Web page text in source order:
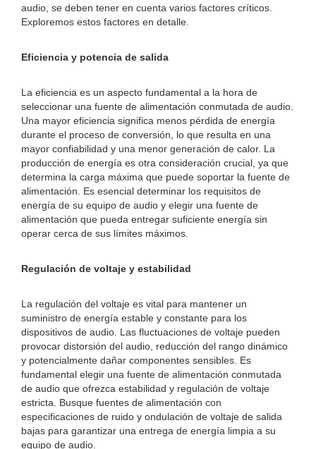
audio, se deben tener en cuenta varios factores críticos.
Exploremos estos factores en detalle.
Eficiencia y potencia de salida
La eficiencia es un aspecto fundamental a la hora de
seleccionar una fuente de alimentación conmutada de audio.
Una mayor eficiencia significa menos pérdida de energía
durante el proceso de conversión, lo que resulta en una
mayor confiabilidad y una menor generación de calor. La
producción de energía es otra consideración crucial, ya que
determina la carga máxima que puede soportar la fuente de
alimentación. Es esencial determinar los requisitos de
energía de su equipo de audio y elegir una fuente de
alimentación que pueda entregar suficiente energía sin
operar cerca de sus límites máximos.
Regulación de voltaje y estabilidad
La regulación del voltaje es vital para mantener un
suministro de energía estable y constante para los
dispositivos de audio. Las fluctuaciones de voltaje pueden
provocar distorsión del audio, reducción del rango dinámico
y potencialmente dañar componentes sensibles. Es
fundamental elegir una fuente de alimentación conmutada
de audio que ofrezca estabilidad y regulación de voltaje
estricta. Busque fuentes de alimentación con
especificaciones de ruido y ondulación de voltaje de salida
bajas para garantizar una entrega de energía limpia a su
equipo de audio.